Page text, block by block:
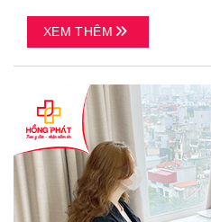
XEM THÊM